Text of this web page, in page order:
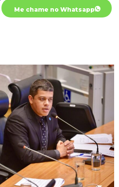
Me chame no Whatsapp